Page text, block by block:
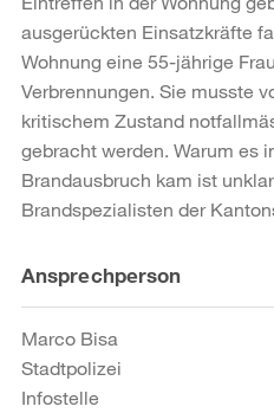
ausgerückten Einsatzkräfte
Wohnung eine 55-jährige
Verbrennungen. Sie musste
kritischem Zustand
gebracht werden. Warum es
Brandausbruch kam ist
Brandspezialisten der
Weitere
Informationen
Ansprechperson
Marco Bisa
Stadtpolizei
Infostelle